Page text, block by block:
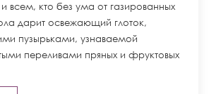
кто без ума от газированных
дарит освежающий глоток,
пузырьками, узнаваемой
переливами пряных и фруктовых